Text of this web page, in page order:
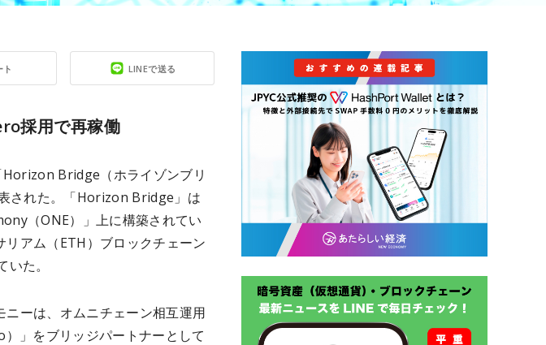
ト LINEで送る
採用で再稼働
Bridge（ホライゾンブリ
された。「Horizon Bridge」は
（ONE）」上に構築されてい
アム（ETH）ブロックチェーン
た。
ーは、オムニチェーン相互運用
」をブリッジパートナーとして